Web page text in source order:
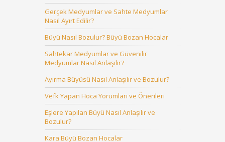
Gerçek Medyumlar ve Sahte Medyumlar
Nasıl Ayırt Edilir?
Büyü Nasıl Bozulur? Büyü Bozan Hocalar
Sahtekar Medyumlar ve Güvenilir
Medyumlar Nasıl Anlaşılır?
Ayırma Büyüsü Nasıl Anlaşılır ve Bozulur?
Vefk Yapan Hoca Yorumları ve Önerileri
Eşlere Yapılan Büyü Nasıl Anlaşılır ve
Bozulur?
Kara Büyü Bozan Hocalar